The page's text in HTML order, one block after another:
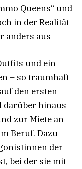
Queens“ und
in der Realität
anders aus
und ein
– so traumhaft
den ersten
darüber hinaus
zur Miete an
Beruf. Dazu
der
bei der sie mit